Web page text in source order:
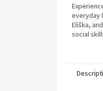
everyday
Eliška,
social